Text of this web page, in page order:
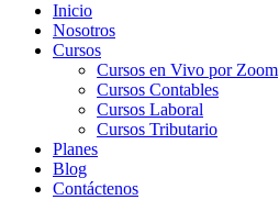
Inicio
Nosotros
Cursos
Cursos en Vivo por Zoom
Cursos Contables
Cursos Laboral
Cursos Tributario
Planes
Blog
Contáctenos